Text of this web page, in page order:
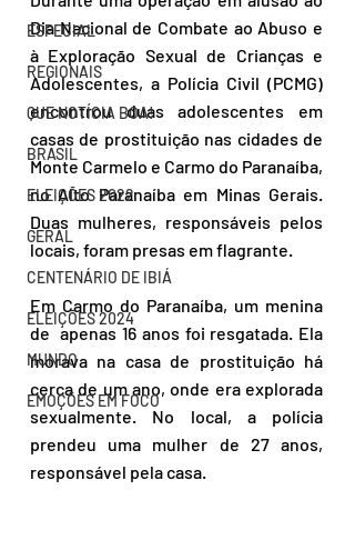
ESPECIAL
REGIONAIS
QUE NOTÍCIA BOA!
BRASIL
ELEIÇÕES 2022
GERAL
CENTENÁRIO DE IBIÁ
ELEIÇÕES 2024
MUNDO
EMOÇÕES EM FOCO
Dia Nacional de Combate ao Abuso e
à Exploração Sexual de Crianças e
Adolescentes, a Polícia Civil (PCMG)
encontrou duas adolescentes em
casas de prostituição nas cidades de
Monte Carmelo e Carmo do Paranaíba,
no Alto Paranaíba em Minas Gerais.
Duas mulheres, responsáveis pelos
locais, foram presas em flagrante.
Em Carmo do Paranaíba, um menina
de  apenas 16 anos foi resgatada. Ela
morava na casa de prostituição há
cerca de um ano, onde era explorada
sexualmente. No local, a polícia
prendeu uma mulher de 27 anos,
responsável pela casa.